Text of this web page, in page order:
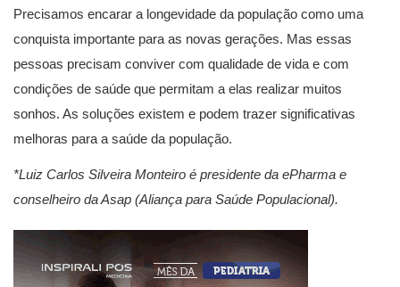
Precisamos encarar a longevidade da população como uma
conquista importante para as novas gerações. Mas essas
pessoas precisam conviver com qualidade de vida e com
condições de saúde que permitam a elas realizar muitos
sonhos. As soluções existem e podem trazer significativas
melhoras para a saúde da população.
*Luiz Carlos Silveira Monteiro é presidente da ePharma e
conselheiro da Asap (Aliança para Saúde Populacional).